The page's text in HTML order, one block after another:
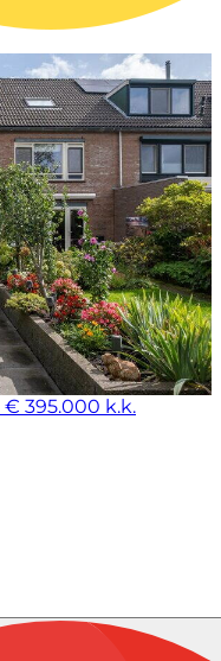
€ 395.000 k.k.